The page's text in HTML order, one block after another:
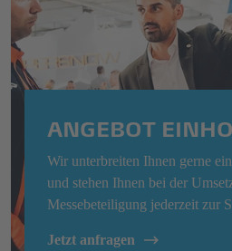
ANGEBOT
Wir unterbreiten Ihnen gerne
und stehen Ihnen bei der
Messebeteiligung jederzeit zur
Jetzt anfragen